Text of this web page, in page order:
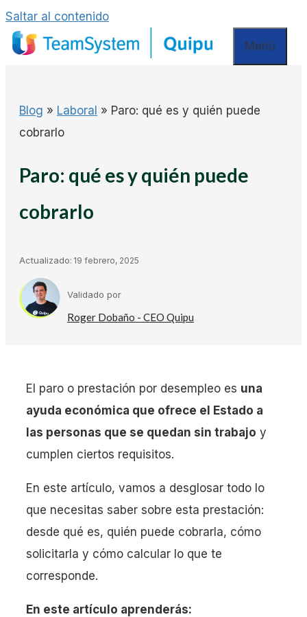
Saltar al contenido
Menú
Blog » Laboral » Paro: qué es y quién puede
cobrarlo
Paro: qué es y quién puede
cobrarlo
Actualizado: 19 febrero, 2025
Validado por
Roger Dobaño - CEO Quipu
El paro o prestación por desempleo es una
ayuda económica que ofrece el Estado a
las personas que se quedan sin trabajo y
cumplen ciertos requisitos.
En este artículo, vamos a desglosar todo lo
que necesitas saber sobre esta prestación:
desde qué es, quién puede cobrarla, cómo
solicitarla y cómo calcular lo que te
corresponde.
En este artículo aprenderás: